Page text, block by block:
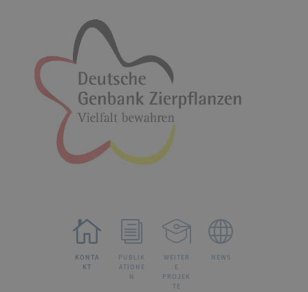
KONTA
KT
PUBLIK
ATIONE
N
WEITER
E
PROJEK
TE
NEWS